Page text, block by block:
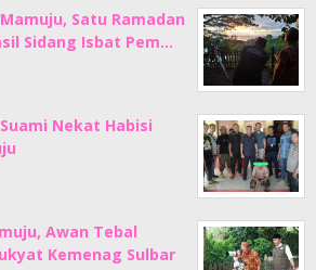
Satu Ramadan
Sidang Isbat Pem…
Nekat Habisi
Awan Tebal
Kemenag Sulbar